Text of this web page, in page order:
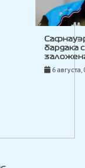
бардака
6 августа,